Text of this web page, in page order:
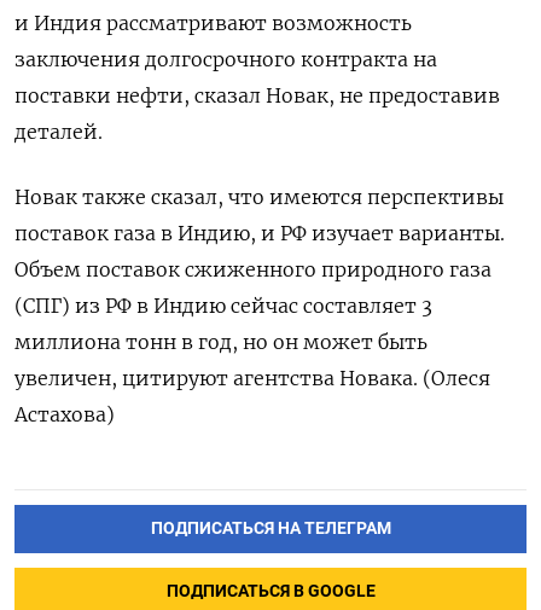
и Индия рассматривают возможность
заключения долгосрочного контракта на
поставки нефти, сказал Новак, не предоставив
деталей.
Новак также сказал, что имеются перспективы
поставок газа в Индию, и РФ изучает варианты.
Объем поставок сжиженного природного газа
(СПГ) из РФ в Индию сейчас составляет 3
миллиона тонн в год, но он может быть
увеличен, цитируют агентства Новака. (Олеся
Астахова)
ПОДПИСАТЬСЯ НА ТЕЛЕГРАМ
ПОДПИСАТЬСЯ В GOOGLE